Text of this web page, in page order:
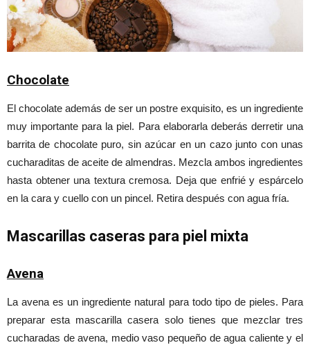
Chocolate
El chocolate además de ser un postre exquisito, es un ingrediente
muy importante para la piel. Para elaborarla deberás derretir una
barrita de chocolate puro, sin azúcar en un cazo junto con unas
cucharaditas de aceite de almendras. Mezcla ambos ingredientes
hasta obtener una textura cremosa. Deja que enfrié y espárcelo
en la cara y cuello con un pincel. Retira después con agua fría.
Mascarillas caseras para piel mixta
Avena
La avena es un ingrediente natural para todo tipo de pieles. Para
preparar esta mascarilla casera solo tienes que mezclar tres
cucharadas de avena, medio vaso pequeño de agua caliente y el